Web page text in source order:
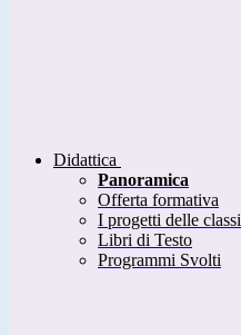
Didattica
Panoramica
Offerta formativa
I progetti delle classi
Libri di Testo
Programmi Svolti